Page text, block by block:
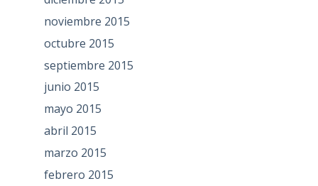
noviembre 2015
octubre 2015
septiembre 2015
junio 2015
mayo 2015
abril 2015
marzo 2015
febrero 2015